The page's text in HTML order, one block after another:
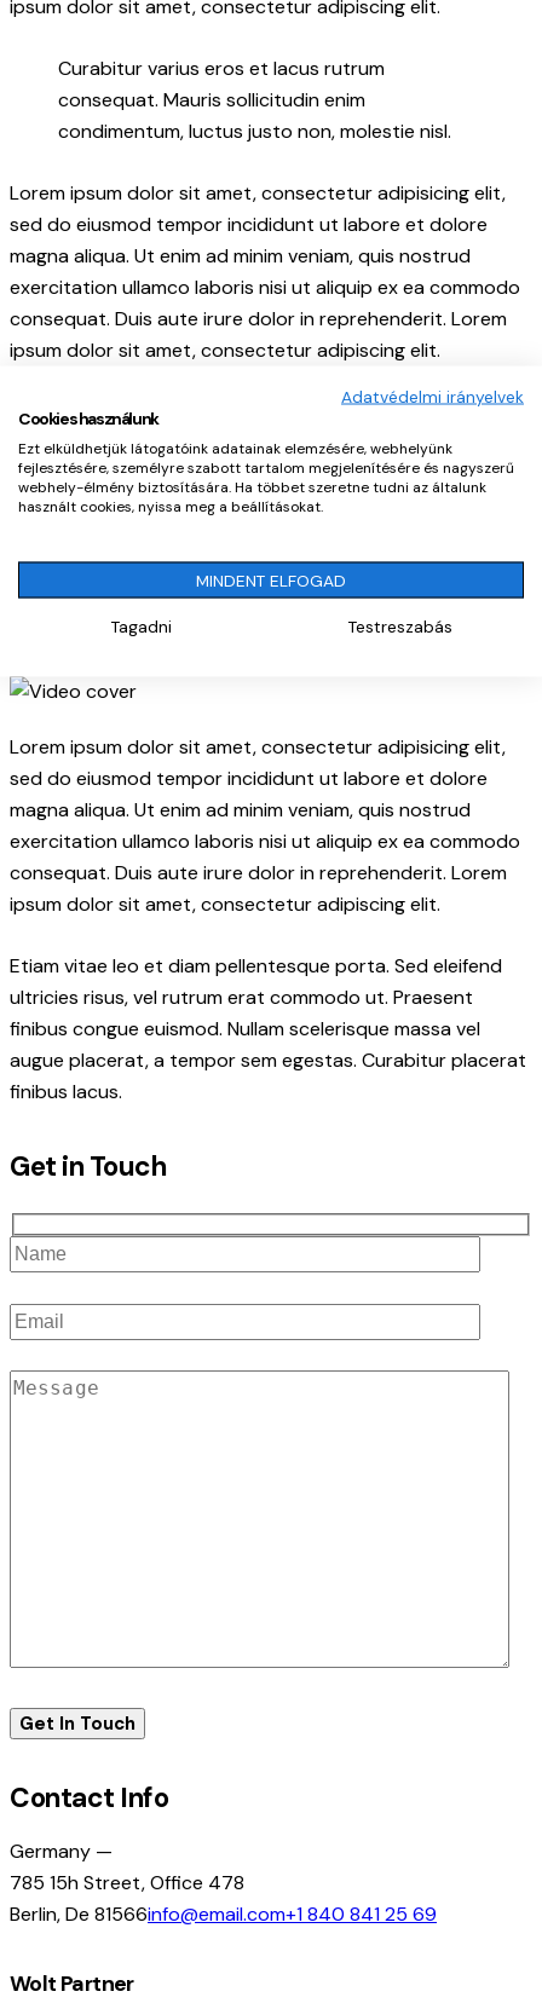
ipsum dolor sit amet, consectetur adipiscing elit.
Curabitur varius eros et lacus rutrum
consequat. Mauris sollicitudin enim
condimentum, luctus justo non, molestie nisl.
Lorem ipsum dolor sit amet, consectetur adipisicing elit,
sed do eiusmod tempor incididunt ut labore et dolore
magna aliqua. Ut enim ad minim veniam, quis nostrud
exercitation ullamco laboris nisi ut aliquip ex ea commodo
consequat. Duis aute irure dolor in reprehenderit. Lorem
ipsum dolor sit amet, consectetur adipiscing elit.
Creative approach to every project
Aenean et egestas nulla. Pellentesque habitant morbi
tristique senectus et netus et malesuada fames ac turpis
elit blandit risus, blandit maximus augue magna accumsan
ante. Duis id mi tristique, pulvinar neque at, lobortis tortor.
Lorem ipsum dolor sit amet, consectetur adipisicing elit,
sed do eiusmod tempor incididunt ut labore et dolore
magna aliqua. Ut enim ad minim veniam, quis nostrud
exercitation ullamco laboris nisi ut aliquip ex ea commodo
consequat. Duis aute irure dolor in reprehenderit. Lorem
ipsum dolor sit amet, consectetur adipiscing elit.
Etiam vitae leo et diam pellentesque porta. Sed eleifend
ultricies risus, vel rutrum erat commodo ut. Praesent
finibus congue euismod. Nullam scelerisque massa vel
augue placerat, a tempor sem egestas. Curabitur placerat
finibus lacus.
Get in Touch
Contact Info
Germany —
785 15h Street, Office 478
Berlin, De 81566info@email.com+1 840 841 25 69
Wolt Partner
Adatvédelmi irányelvek
Cookies használunk
Ezt elküldhetjük látogatóink adatainak elemzésére, webhelyünk
fejlesztésére, személyre szabott tartalom megjelenítésére és nagyszerű
webhely-élmény biztosítására. Ha többet szeretne tudni az általunk
használt cookies, nyissa meg a beállításokat.
MINDENT ELFOGAD
Tagadni Testreszabás